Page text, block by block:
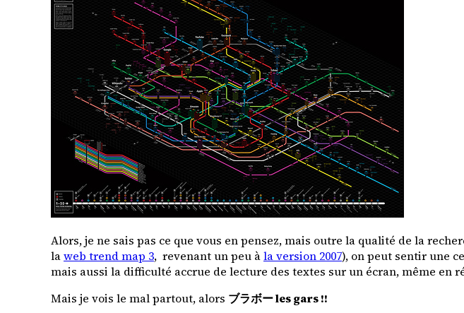
Alors, je ne sais pas ce que vous en pensez, mais outre la qualité de la
laweb trend map 3, revenant un peu àla version 2007), on peut sentir une
mais aussi la difficulté accrue de lecture des textes sur un écran, même en
Mais je vois le mal partout, alors ブラボー les gars !!